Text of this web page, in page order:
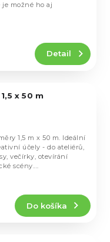
Detail
je možné ho aj
x 50 m
Do košíka
1,5 m x 50 m. Ideální
účely - do ateliérů,
večírky, otevírání
scény....